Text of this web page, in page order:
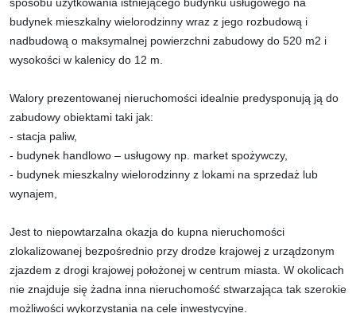
budynek mieszkalny wielorodzinny wraz z jego rozbudową i
nadbudową o maksymalnej powierzchni zabudowy do 520 m2 i
wysokości w kalenicy do 12 m.
Walory prezentowanej nieruchomości idealnie predysponują ją do
zabudowy obiektami taki jak:
- stacja paliw,
- budynek handlowo – usługowy np. market spożywczy,
- budynek mieszkalny wielorodzinny z lokami na sprzedaż lub
wynajem,
Jest to niepowtarzalna okazja do kupna nieruchomości
zlokalizowanej bezpośrednio przy drodze krajowej z urządzonym
zjazdem z drogi krajowej położonej w centrum miasta. W okolicach
nie znajduje się żadna inna nieruchomość stwarzająca tak szerokie
możliwości wykorzystania na cele inwestycyjne.